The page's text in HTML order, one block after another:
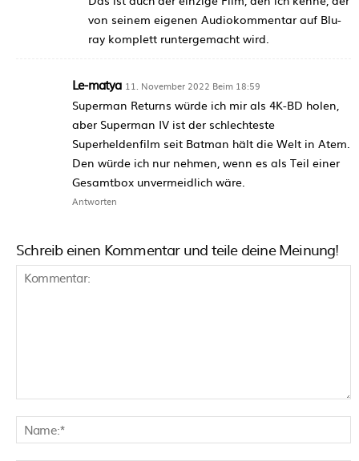
von seinem eigenen Audiokommentar auf Blu-
ray komplett runtergemacht wird.
Le-matya 11. November 2022 Beim 18:59
Superman Returns würde ich mir als 4K-BD holen,
aber Superman IV ist der schlechteste
Superheldenfilm seit Batman hält die Welt in Atem.
Den würde ich nur nehmen, wenn es als Teil einer
Gesamtbox unvermeidlich wäre.
Antworten
Schreib einen Kommentar und teile deine Meinung!